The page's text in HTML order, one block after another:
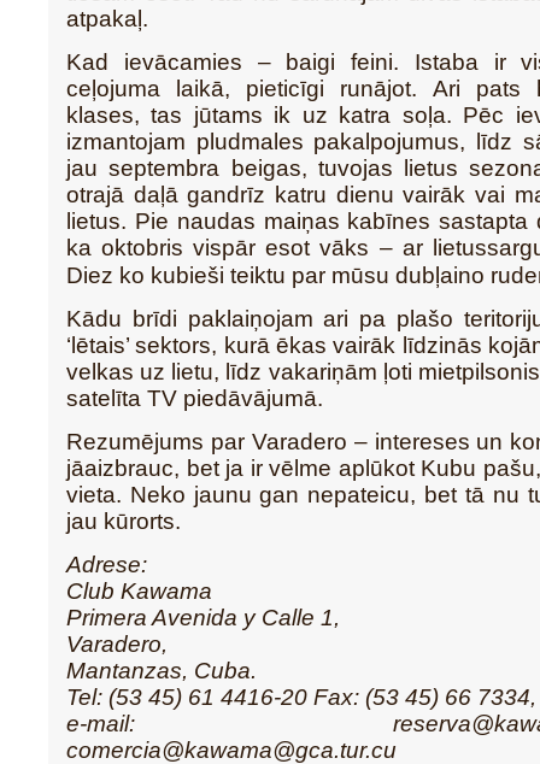
atpakaļ.
Kad ievācamies – baigi feini. Istaba ir
ceļojuma laikā, pieticīgi runājot. Ari pats
klases, tas jūtams ik uz katra soļa. Pēc
izmantojam pludmales pakalpojumus, līdz
jau septembra beigas, tuvojas lietus
otrajā daļā gandrīz katru dienu vairāk vai
lietus. Pie naudas maiņas kabīnes sastapta
ka oktobris vispār esot vāks – ar
Diez ko kubieši teiktu par mūsu dubļaino
Kādu brīdi paklaiņojam ari pa plašo
‘lētais’ sektors, kurā ēkas vairāk līdzinās
velkas uz lietu, līdz vakariņām ļoti
satelīta TV piedāvājumā.
Rezumējums par Varadero – intereses un
jāaizbrauc, bet ja ir vēlme aplūkot Kubu
vieta. Neko jaunu gan nepateicu, bet tā nu
jau kūrorts.
Adrese:
Club Kawama
Primera Avenida y Calle 1,
Varadero,
Mantanzas, Cuba.
Tel: (53 45) 61 4416-20 Fax: (53 45) 66
e-mail:
comercia@kawama@gca.tur.cu